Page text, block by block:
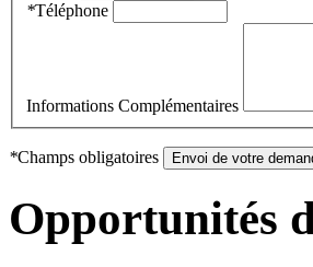
*Téléphone
Informations Complémentaires
*Champs obligatoires Envoi de votre
Opportunités